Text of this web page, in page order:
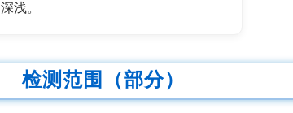
深浅。
检测范围（部分）